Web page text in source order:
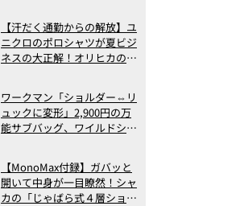
ト3】（2026年6月版）
【汗だく通勤からの解放】ユ
ニクロのポロシャツが夏ビジ
ネスの大正解！オリヒカの透
アの実力
ワークマン「ショルダー⇔リ
ュックに変形」2,900円の万
能サブバッグ、ワイルドシン
記事ランキングベスト3】
（2026年6月版）
【MonoMax付録】ガバッと
開いて中身が一目瞭然！シャ
カの「じゃばら式４層ショル